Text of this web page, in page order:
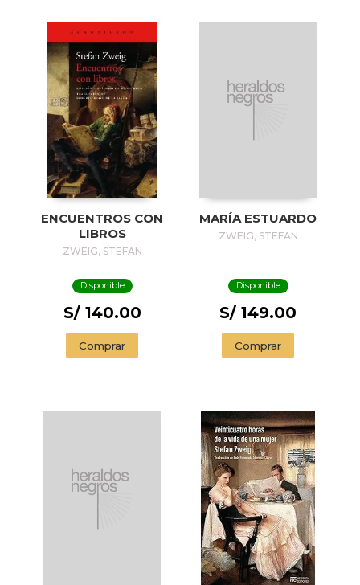
ENCUENTROS CON
LIBROS
ZWEIG, STEFAN
Disponible
S/ 140.00
Comprar
MARÍA ESTUARDO
ZWEIG, STEFAN
Disponible
S/ 149.00
Comprar